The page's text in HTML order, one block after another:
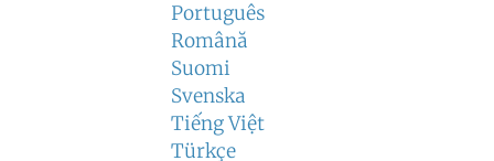
Português
Română
Suomi
Svenska
Tiếng Việt
Türkçe